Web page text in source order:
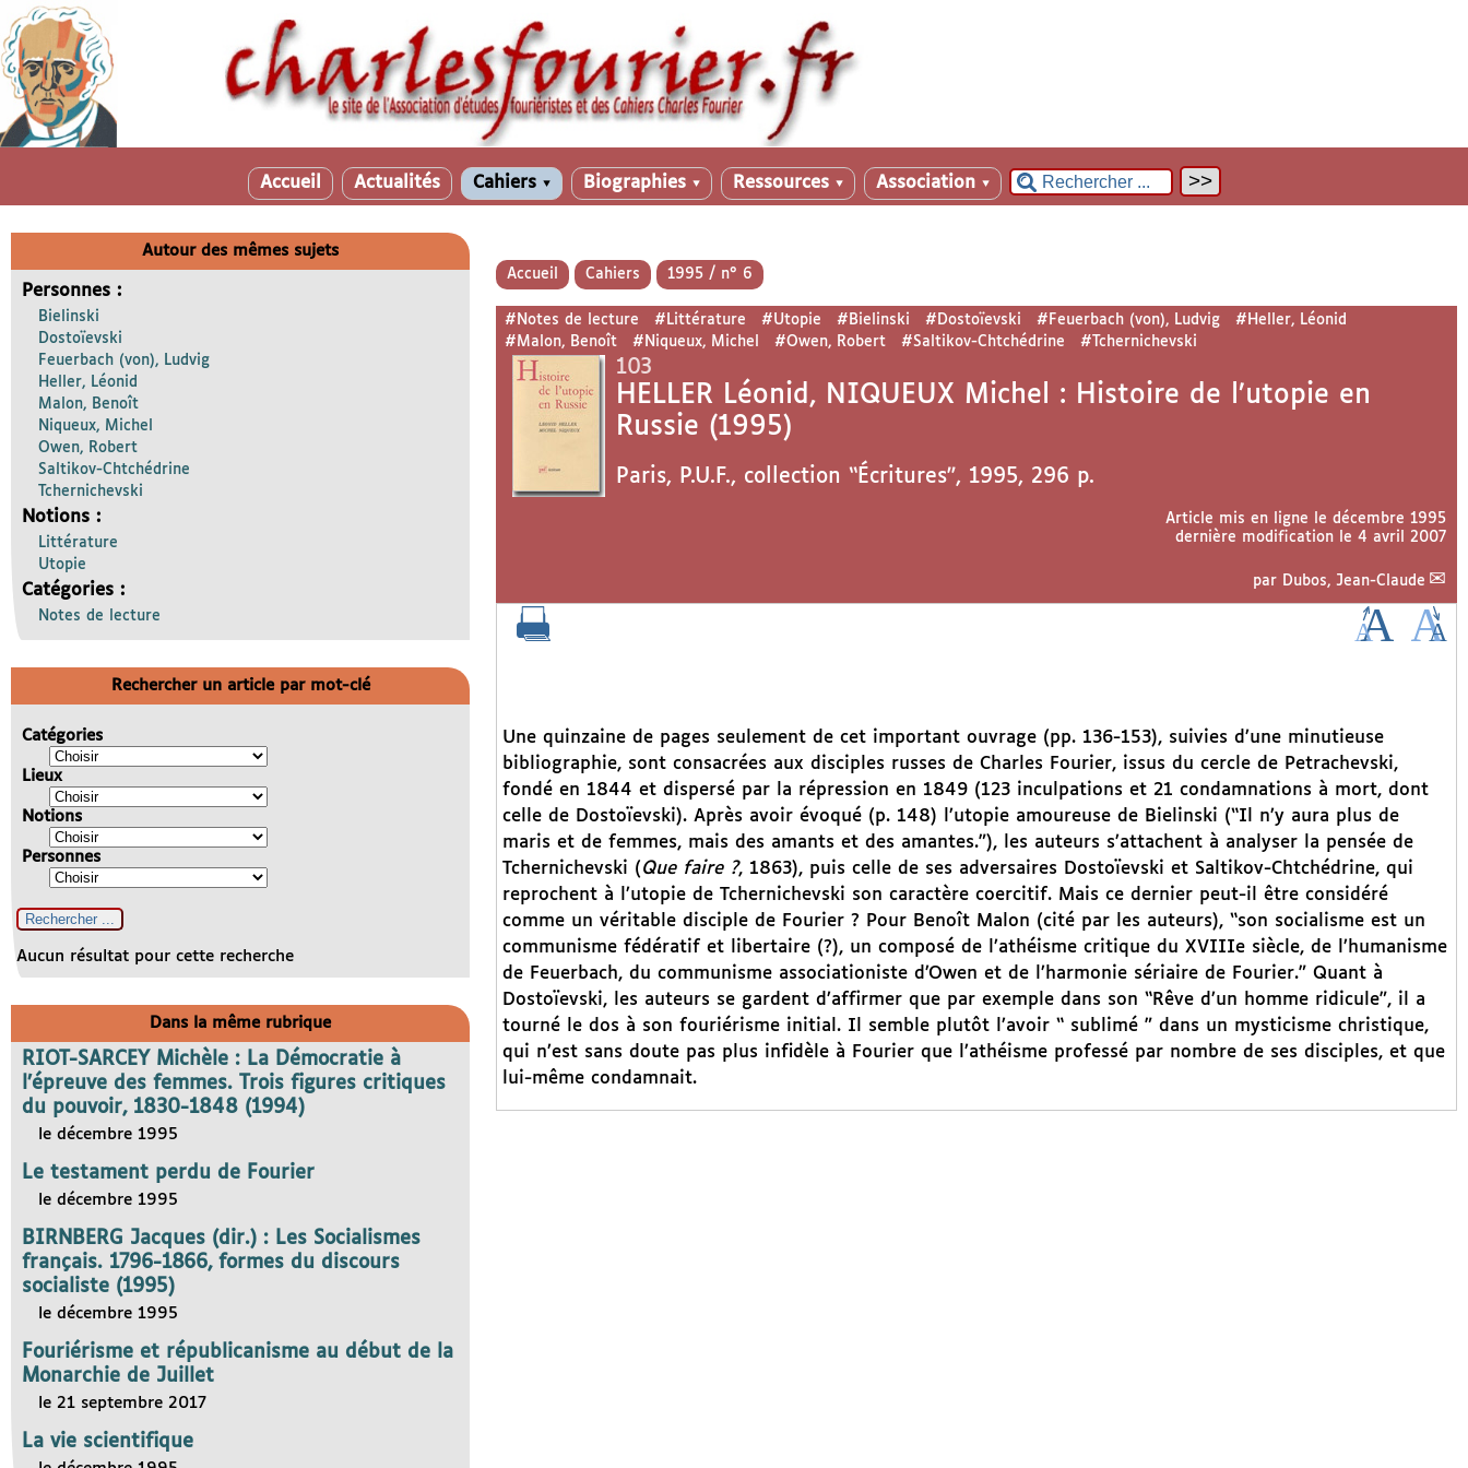
Accueil Actualités Cahiers ▼ Biographies ▼ Ressources ▼ Association ▼
Accueil Cahiers 1995 / n° 6
#Notes de lecture #Littérature #Utopie #Bielinski #Dostoïevski #Feuerbach (von), Ludvig
#Heller, Léonid
#Malon, Benoît
#Niqueux, Michel #Owen, Robert #Saltikov-Chtchédrine #Tchernichevski
103
HELLER Léonid, NIQUEUX Michel : Histoire de l’utopie en
Russie (1995)
Paris, P.U.F., collection “Écritures”, 1995, 296 p.
Article mis en ligne le décembre 1995
dernière modification le 4 avril 2007
par Dubos, Jean-Claude
Une quinzaine de pages seulement de cet important ouvrage (pp. 136-153), suivies d’une minutieuse
bibliographie, sont consacrées aux disciples russes de Charles Fourier, issus du cercle de Petrachevski,
fondé en 1844 et dispersé par la répression en 1849 (123 inculpations et 21 condamnations à mort, dont
celle de Dostoïevski). Après avoir évoqué (p. 148) l’utopie amoureuse de Bielinski (“Il n’y aura plus de
maris et de femmes, mais des amants et des amantes.”), les auteurs s’attachent à analyser la pensée de
Tchernichevski (Que faire ?, 1863), puis celle de ses adversaires Dostoïevski et Saltikov-Chtchédrine, qui
reprochent à l’utopie de Tchernichevski son caractère coercitif. Mais ce dernier peut-il être considéré
comme un véritable disciple de Fourier ? Pour Benoît Malon (cité par les auteurs), “son socialisme est un
communisme fédératif et libertaire (?), un composé de l’athéisme critique du XVIIIe siècle, de l’humanisme
de Feuerbach, du communisme associationiste d’Owen et de l’harmonie sériaire de Fourier.” Quant à
Dostoïevski, les auteurs se gardent d’affirmer que par exemple dans son “Rêve d’un homme ridicule”, il a
tourné le dos à son fouriérisme initial. Il semble plutôt l’avoir “ sublimé ” dans un mysticisme christique,
qui n’est sans doute pas plus infidèle à Fourier que l’athéisme professé par nombre de ses disciples, et que
lui-même condamnait.
Autour des mêmes sujets
Personnes :
Bielinski
Dostoïevski
Feuerbach (von), Ludvig
Heller, Léonid
Malon, Benoît
Niqueux, Michel
Owen, Robert
Saltikov-Chtchédrine
Tchernichevski
Notions :
Littérature
Utopie
Catégories :
Notes de lecture
Rechercher un article par mot-clé
Catégories
Lieux
Notions
Personnes
Aucun résultat pour cette recherche
Dans la même rubrique
RIOT-SARCEY Michèle : La Démocratie à
l’épreuve des femmes. Trois figures critiques
du pouvoir, 1830-1848 (1994)
le décembre 1995
Le testament perdu de Fourier
le décembre 1995
BIRNBERG Jacques (dir.) : Les Socialismes
français. 1796-1866, formes du discours
socialiste (1995)
le décembre 1995
Fouriérisme et républicanisme au début de la
Monarchie de Juillet
le 21 septembre 2017
La vie scientifique